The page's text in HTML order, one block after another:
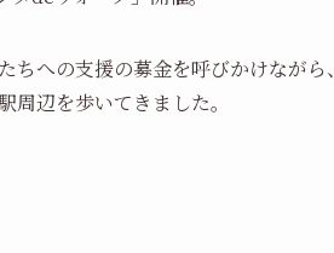
ちへの支援の募金を呼びかけながら、
周辺を歩いてきました。